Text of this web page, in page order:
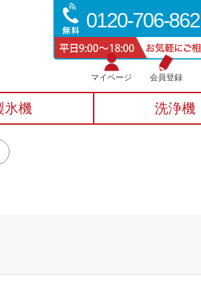
0120-706-862
マイページ 会員登録
氷機 洗浄機